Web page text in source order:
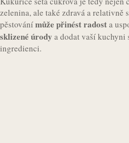
zelenina, ale také zdravá a relativně
pěstovánímůže přinést radosta
sklizené úrody a dodat vaší kuchyni
ingredienci.